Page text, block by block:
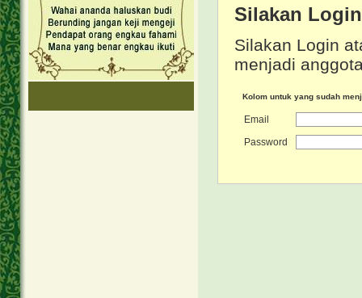
Silakan
Silakan Login
menjadi
Kolom untuk yang sudah
Email
Password